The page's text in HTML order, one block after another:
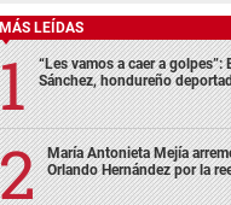
MÁS LEÍDAS
“Les vamos a caer a golpes”:
Sánchez, hondureño
María Antonieta Mejía
Orlando Hernández por la